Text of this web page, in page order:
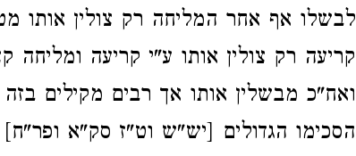
לבשלו אף אחר המליחה רק צולין אותו
קריעה רק צולין אותו ע"י קריעה
ואח"כ מבשלין אותו אך רבים מקילים בזה
הסכימו הגדולים [יש"ש וט"ז סק"א